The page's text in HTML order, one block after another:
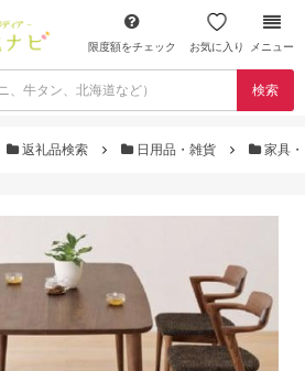
限度額をチェック お気に入り メニュー
検索
返礼品検索 日用品・雑貨 家具